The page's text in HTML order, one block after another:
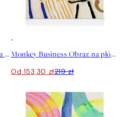
Santa Monica Sunset Obraz na płótnie Monkey Business Obraz na płótnie
Od 153,30 zł219 zł